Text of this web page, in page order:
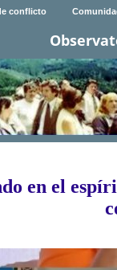
conflicto
en el